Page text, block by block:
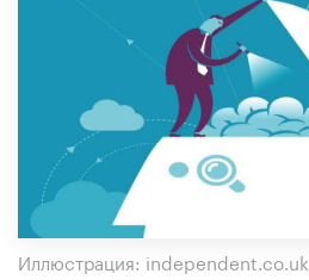
Иллюстрация: independent.co.uk